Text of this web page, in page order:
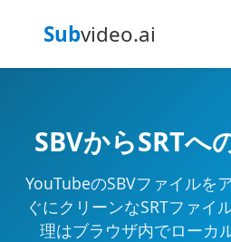
Subvideo.ai
SBVからSRTへ
YouTubeのSBVファイルを
ぐにクリーンなSRTファイ
理はブラウザ内でローカ